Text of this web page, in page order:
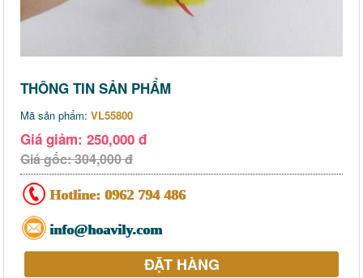
THÔNG TIN SẢN PHẨM
Mã sản phẩm: VL55800
Giá giảm: 250,000 đ
Giá gốc: 304,000 đ
Hotline: 0962 794 486
info@hoavily.com
ĐẶT HÀNG